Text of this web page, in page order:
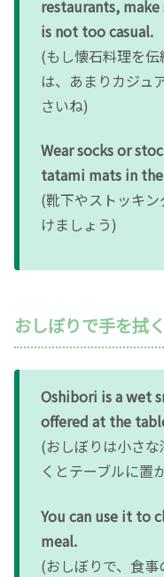
restaurants,
is not too casual.
(もし懐石料理を
は、あまりカジュ
さいね)
Wear socks or
tatami mats in
(靴下やストッキ
けましょう)
おしぼりで手を拭く
Oshibori is a wet
offered at the
(おしぼりは小さ
くとテーブルに置
You can use it to
meal.
(おしぼりで、食